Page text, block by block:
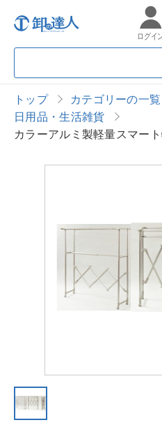
ログイ
トップ カテゴリーの一覧
日用品・生活雑貨
カラーアルミ製軽量スマー